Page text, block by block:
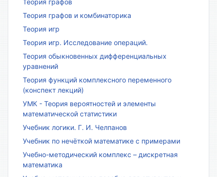
Теория графов
Теория графов и комбинаторика
Теория игр
Теория игр. Исследование операций.
Теория обыкновенных дифференциальных
уравнений
Теория функций комплексного переменного
(конспект лекций)
УМК - Теория вероятностей и элементы
математической статистики
Учебник логики. Г. И. Челпанов
Учебник по нечёткой математике с примерами
Учебно-методический комплекс – дискретная
математика